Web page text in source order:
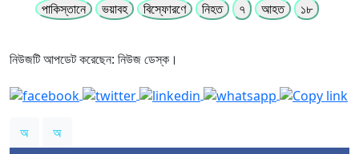
পাকিস্তানে ভয়াবহ বিস্ফোরণে নিহত ৭ আহত ১৮
নিউজটি আপডেট করেছেন: নিউজ ডেস্ক।
অ
অ